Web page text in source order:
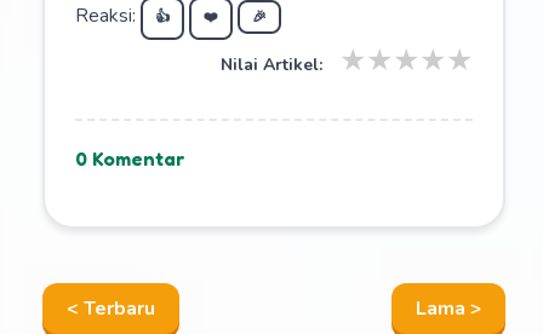
Reaksi: 👍 ❤️ 🎉
Nilai Artikel: ★
★
★
★
★
0 Komentar
< Terbaru Lama >